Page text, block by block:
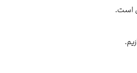
است.